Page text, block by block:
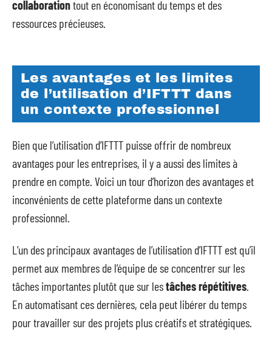
collaborationtout en économisant du temps et des
ressources précieuses.
Les avantages et les limites
de l’utilisation d’IFTTT dans
un contexte professionnel
Bien que l’utilisation d’IFTTT puisse offrir de nombreux
avantages pour les entreprises, il y a aussi des limites à
prendre en compte. Voici un tour d’horizon des avantages et
inconvénients de cette plateforme dans un contexte
professionnel.
L’un des principaux avantages de l’utilisation d’IFTTT est qu’il
permet aux membres de l’équipe de se concentrer sur les
tâches importantes plutôt que sur lestâches répétitives
En automatisant ces dernières, cela peut libérer du temps
pour travailler sur des projets plus créatifs et stratégiques.